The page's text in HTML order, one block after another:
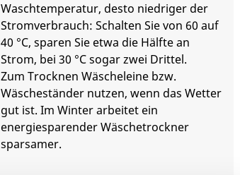
Waschtemperatur, desto niedriger der
Stromverbrauch: Schalten Sie von 60 auf
40 °C, sparen Sie etwa die Hälfte an
Strom, bei 30 °C sogar zwei Drittel.
Zum Trocknen Wäscheleine bzw.
Wäscheständer nutzen, wenn das Wetter
gut ist. Im Winter arbeitet ein
energiesparender Wäschetrockner
sparsamer.